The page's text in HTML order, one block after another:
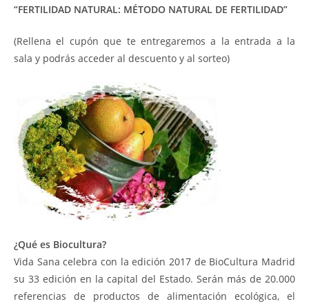
“FERTILIDAD NATURAL: MÉTODO NATURAL DE FERTILIDAD”
(Rellena el cupón que te entregaremos a la entrada a la
sala y podrás acceder al descuento y al sorteo)
¿Qué es Biocultura?
Vida Sana celebra con la edición 2017 de BioCultura Madrid
su 33 edición en la capital del Estado. Serán más de 20.000
referencias de productos de alimentación ecológica, el